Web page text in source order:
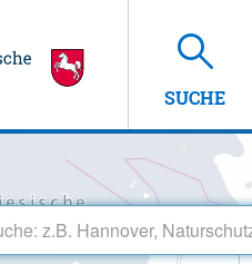
SUCHE